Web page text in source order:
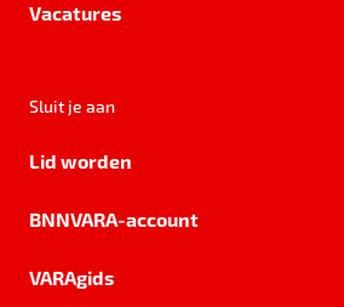
Vacatures
Sluit je aan
Lid worden
BNNVARA-account
VARAgids